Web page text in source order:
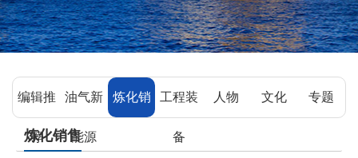
编辑推
荐
油气新
能源
炼化销 工程装
备
人物 文化 专题
炼化销售